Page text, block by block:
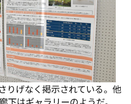
りげなく掲示されている。他